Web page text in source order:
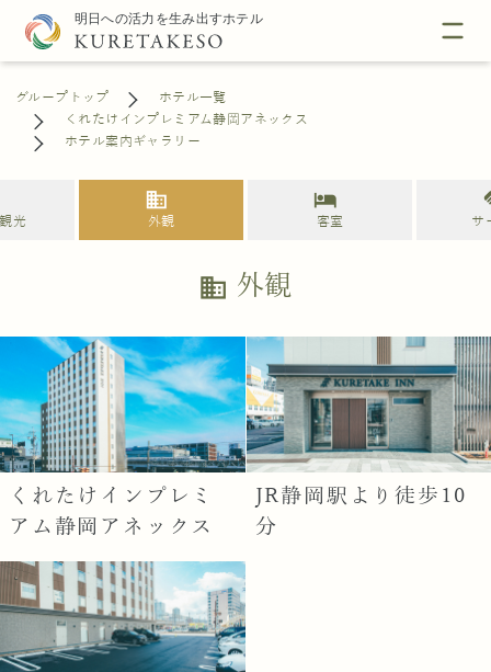
グループトップ
ホテル一覧
くれたけインプレミアム静岡アネックス
ホテル案内ギャラリー
光
business
外観
hotel
客室 サ
business 外観
くれたけインプレミ
アム静岡アネックス
JR静岡駅より徒歩10
分